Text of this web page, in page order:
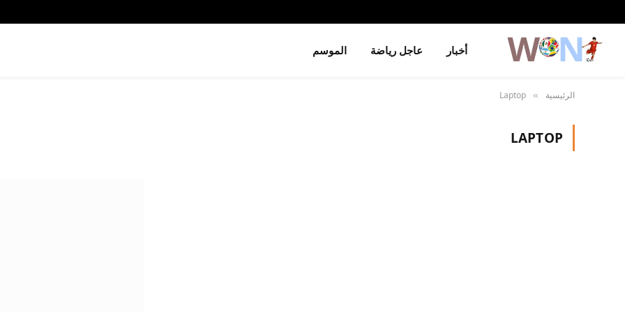
أخبار عاجل رياضة الموسم
الرئيسية »
Laptop
LAPTOP